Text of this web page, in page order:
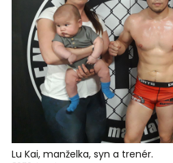
Lu Kai, manželka, syn a trenér.